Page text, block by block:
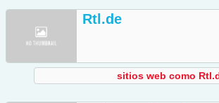
Rtl.de
sitios web como